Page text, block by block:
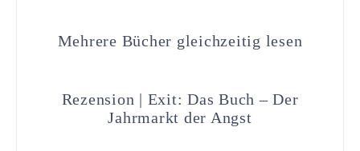
Mehrere Bücher gleichzeitig lesen
Rezension | Exit: Das Buch – Der
Jahrmarkt der Angst